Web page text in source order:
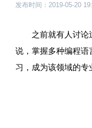
发布时间：2019-05-20
之前就有人讨论
说，掌握多种编程语
习，成为该领域的